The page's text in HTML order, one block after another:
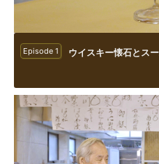
Episode 1 ウイスキー懐石とス